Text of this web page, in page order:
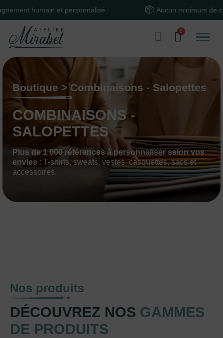
humain et personnalisé Aucun minimum de
Boutique > Combinaisons - Salopettes
COMBINAISONS -
SALOPETTES
Plus de 1 000 références à personnaliser selon vos
envies : T-shirts, sweats, vestes, casquettes, sacs et
accessoires.
Nos produits
DÉCOUVREZ NOS GAMMES
DE PRODUITS